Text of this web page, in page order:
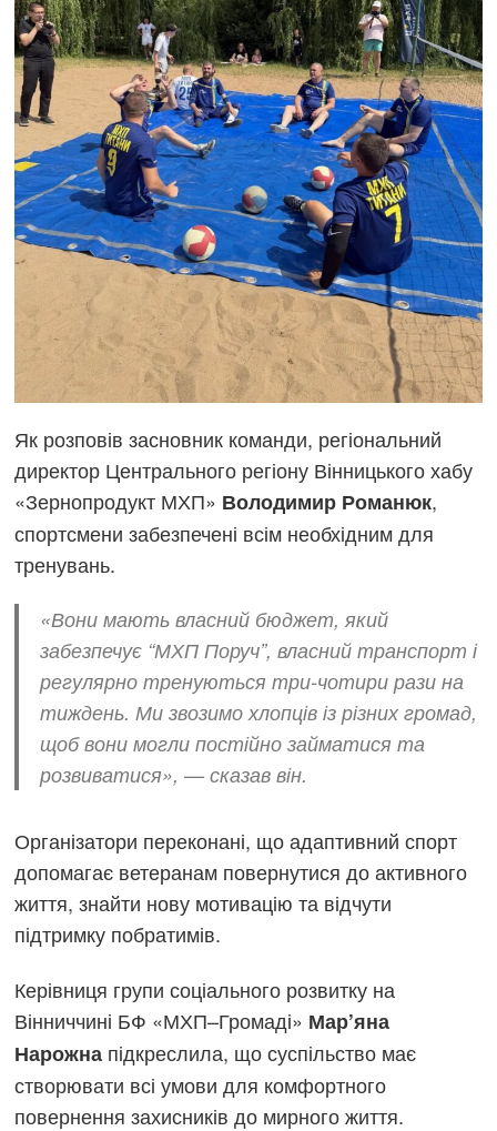
Як розповів засновник команди, регіональний
директор Центрального регіону Вінницького хабу
«Зернопродукт МХП» Володимир Романюк,
спортсмени забезпечені всім необхідним для
тренувань.
«Вони мають власний бюджет, який
забезпечує “МХП Поруч”, власний транспорт і
регулярно тренуються три-чотири рази на
тиждень. Ми звозимо хлопців із різних громад,
щоб вони могли постійно займатися та
розвиватися», — сказав він.
Організатори переконані, що адаптивний спорт
допомагає ветеранам повернутися до активного
життя, знайти нову мотивацію та відчути
підтримку побратимів.
Керівниця групи соціального розвитку на
Вінниччині БФ «МХП–Громаді» Мар’яна
Нарожна підкреслила, що суспільство має
створювати всі умови для комфортного
повернення захисників до мирного життя.